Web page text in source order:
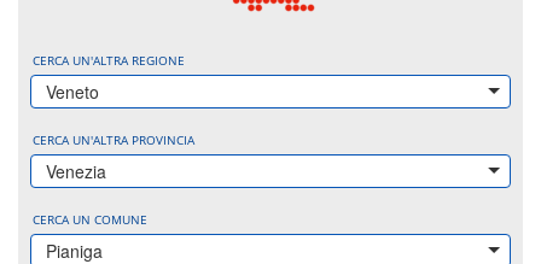
CERCA UN'ALTRA REGIONE
Veneto
CERCA UN'ALTRA PROVINCIA
Venezia
CERCA UN COMUNE
Pianiga